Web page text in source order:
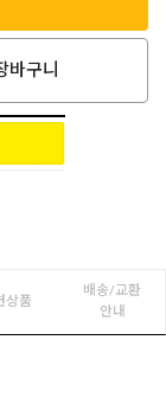
바구니
상품
배송/교환
안내